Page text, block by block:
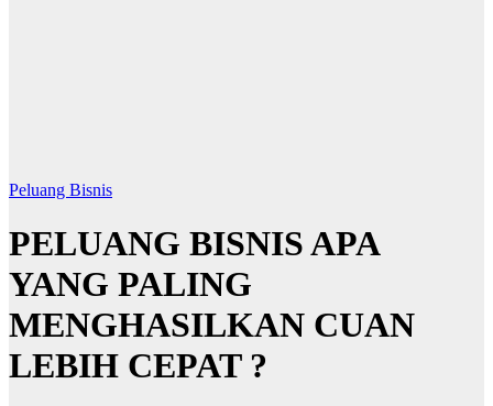
Peluang Bisnis
PELUANG BISNIS APA
YANG PALING
MENGHASILKAN CUAN
LEBIH CEPAT ?